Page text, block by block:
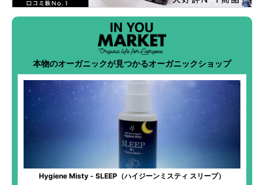
本物のオーガニックが見つかるオーガニックショップ
Hygiene Misty - SLEEP（ハイジーンミスティ スリープ）